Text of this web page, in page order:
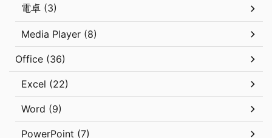
電卓 (3)
Media Player (8)
Office (36)
Excel (22)
Word (9)
PowerPoint (7)